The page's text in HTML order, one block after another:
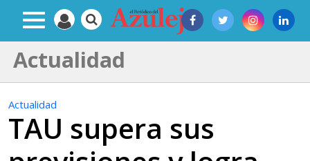
Actualidad
Actualidad
TAU supera sus